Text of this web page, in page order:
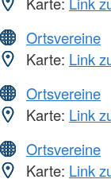
Ortsvereine
Karte: Link
Ortsvereine
Karte: Link
Ortsvereine
Karte: Link